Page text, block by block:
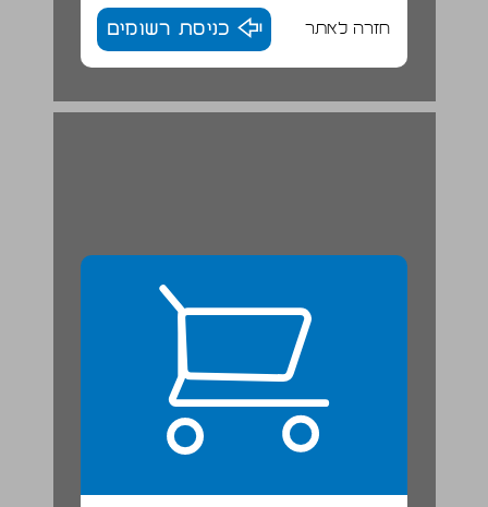
חזרה לאתר כניסת רשומים